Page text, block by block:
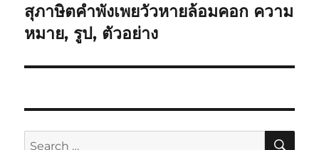
สุภาษิตคำพังเพยวัวหายล้อมคอก ความ
หมาย, รูป, ตัวอย่าง